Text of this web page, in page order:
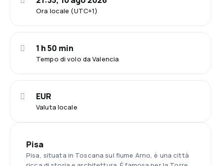
Ora locale (UTC+1)
Tempo di volo da Valencia
1 h 50 min
Valuta locale
EUR
Pisa
Pisa, situata in Toscana sul fiume Arno, è una città